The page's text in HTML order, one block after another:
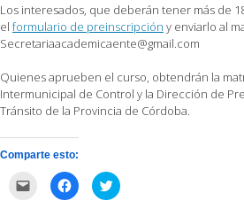
Los interesados, que deberán tener más de
el formulario de preinscripción y enviarlo al
Secretariaacademicaente@gmail.com
Quienes aprueben el curso, obtendrán la
Intermunicipal de Control y la Dirección de
Tránsito de la Provincia de Córdoba.
Comparte esto:
Haz
clic
Haz
clic